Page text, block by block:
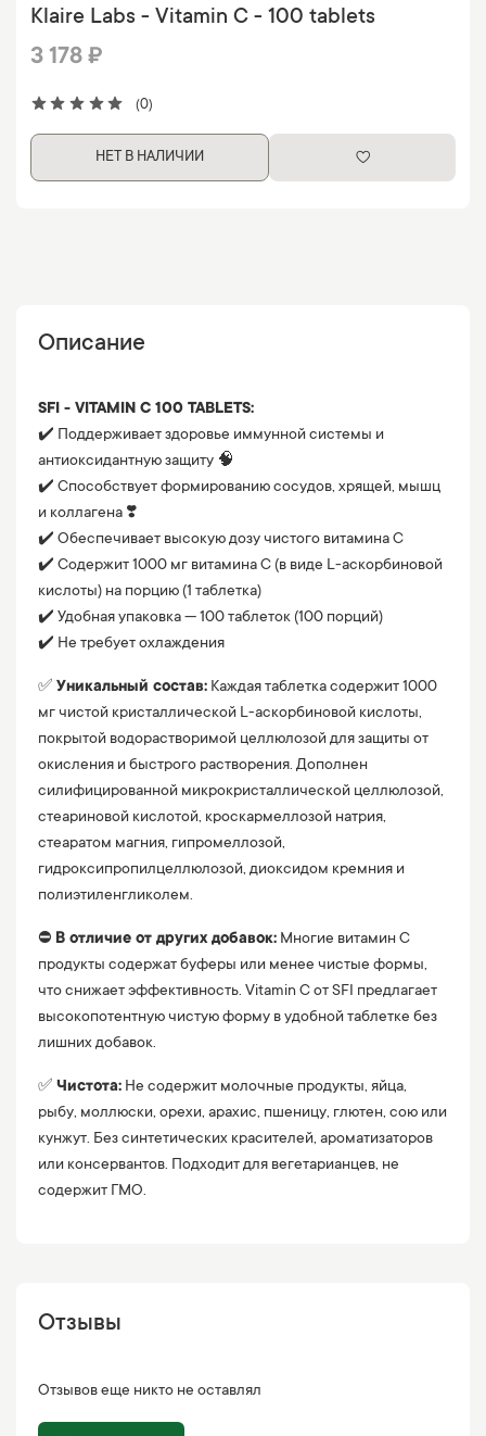
(0)
Klaire Labs - Vitamin C - 100 tablets
3 178 ₽
НЕТ В НАЛИЧИИ
Описание
SFI - VITAMIN C 100 TABLETS:
✔️ Поддерживает здоровье иммунной системы и
антиоксидантную защиту 🧠
✔️ Способствует формированию сосудов, хрящей, мышц
и коллагена ❣️
✔️ Обеспечивает высокую дозу чистого витамина C
✔️ Содержит 1000 мг витамина C (в виде L-аскорбиновой
кислоты) на порцию (1 таблетка)
✔️ Удобная упаковка — 100 таблеток (100 порций)
✔️ Не требует охлаждения
✅ Уникальный состав: Каждая таблетка содержит 1000
мг чистой кристаллической L-аскорбиновой кислоты,
покрытой водорастворимой целлюлозой для защиты от
окисления и быстрого растворения. Дополнен
силифицированной микрокристаллической целлюлозой,
стеариновой кислотой, кроскармеллозой натрия,
стеаратом магния, гипромеллозой,
гидроксипропилцеллюлозой, диоксидом кремния и
полиэтиленгликолем.
⛔️ В отличие от других добавок: Многие витамин C
продукты содержат буферы или менее чистые формы,
что снижает эффективность. Vitamin C от SFI предлагает
высокопотентную чистую форму в удобной таблетке без
лишних добавок.
✅ Чистота: Не содержит молочные продукты, яйца,
рыбу, моллюски, орехи, арахис, пшеницу, глютен, сою или
кунжут. Без синтетических красителей, ароматизаторов
или консервантов. Подходит для вегетарианцев, не
содержит ГМО.
Отзывы
Отзывов еще никто не оставлял